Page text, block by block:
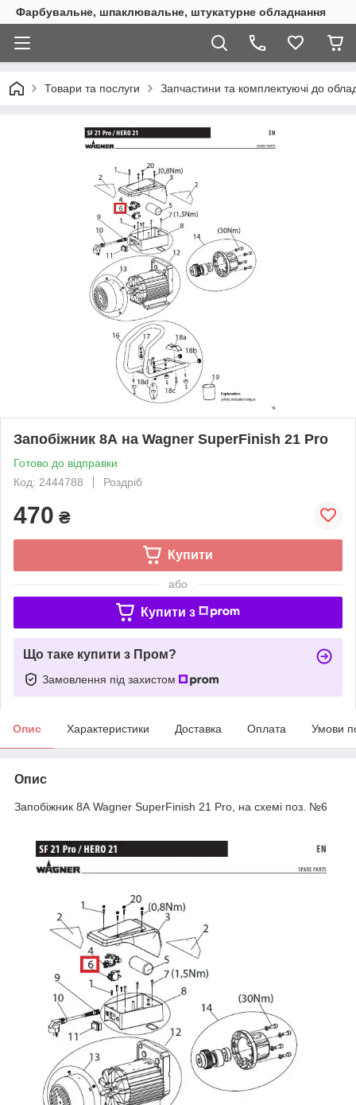
Фарбувальне, шпаклювальне, штукатурне обладнання
Товари та послуги Запчастини та комплектуючі до
Запобіжник 8А на Wagner SuperFinish 21 Pro
Готово до відправки
Код: 2444788
Роздріб
470 ₴
Купити
або
Купити з
Що таке купити з Пром?
Замовлення під захистом
Опис Характеристики Доставка Оплата Умови
Опис
Запобіжник 8А Wagner SuperFinish 21 Pro, на схемі поз. №6